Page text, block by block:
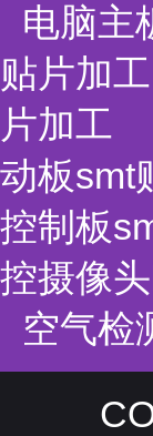
电脑主
贴片加工
片加工
动板smt
控制板
控摄像
空气检